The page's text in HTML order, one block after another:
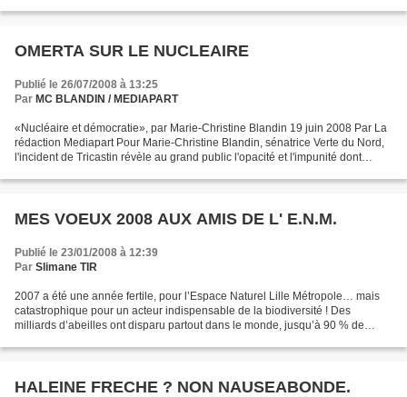
OMERTA SUR LE NUCLEAIRE
Publié le 26/07/2008 à 13:25
Par MC BLANDIN / MEDIAPART
«Nucléaire et démocratie», par Marie-Christine Blandin 19 juin 2008 Par La
rédaction Mediapart Pour Marie-Christine Blandin, sénatrice Verte du Nord,
l'incident de Tricastin révèle au grand public l'opacité et l'impunité dont
MES VOEUX 2008 AUX AMIS DE L' E.N.M.
Publié le 23/01/2008 à 12:39
Par Slimane TIR
2007 a été une année fertile, pour l’Espace Naturel Lille Métropole… mais
catastrophique pour un acteur indispensable de la biodiversité ! Des
milliards d’abeilles ont disparu partout dans le monde, jusqu’à 90 % de
HALEINE FRECHE ? NON NAUSEABONDE.